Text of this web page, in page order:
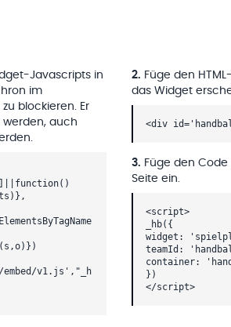
Javascripts in
im
blockieren. Er
werden, auch
v1.js',"_h
2. Füge den
das Widget
<div
3. Füge den
Seite ein.
<script>
_hb({
widget:
teamId:
container:
})
</script>